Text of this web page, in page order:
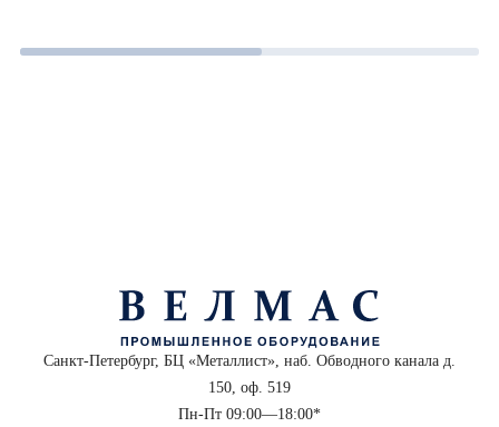
Санкт-Петербург, БЦ «Металлист», наб. Обводного канала д.
150, оф. 519
Пн-Пт 09:00—18:00*